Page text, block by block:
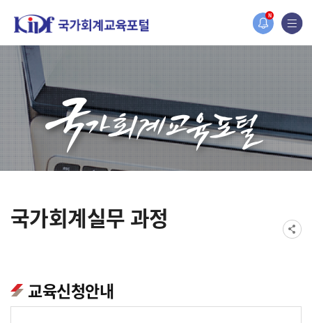
N
홈페이지가 새롭게 개편되었습니다.
한국조세재정연구원홈페이지가 새롭게 개설되었습니다.
국가회계실무 과정
교육신청안내